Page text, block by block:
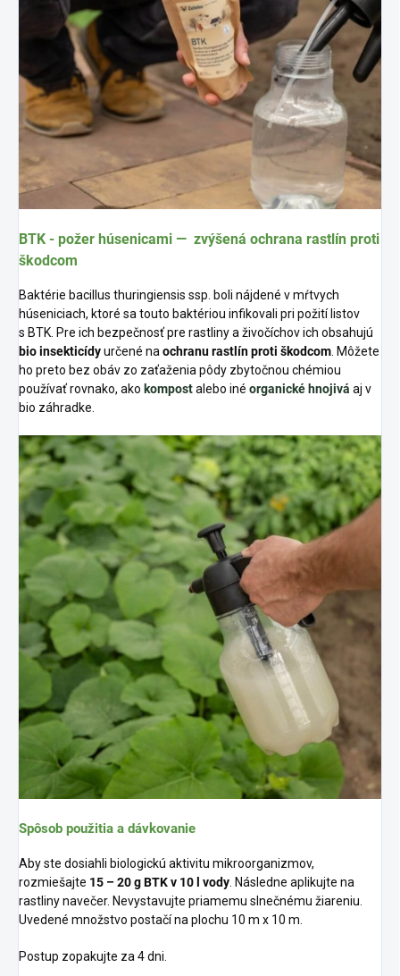
BTK - požer húsenicami — zvýšená ochrana rastlín proti
škodcom
Baktérie bacillus thuringiensis ssp. boli nájdené v mŕtvych
húseniciach, ktoré sa touto baktériou infikovali pri požití listov
s BTK. Pre ich bezpečnosť pre rastliny a živočíchov ich obsahujú
bio insekticídyurčené na ochranu rastlín proti škodcom . Môžete
ho preto bez obáv zo zaťaženia pôdy zbytočnou chémiou
používať rovnako, ako kompostalebo iné organické hnojivá aj v
bio záhradke.
Spôsob použitia a dávkovanie
Aby ste dosiahli biologickú aktivitu mikroorganizmov,
rozmiešajte 15 – 20 g BTK v 10 l vody . Následne aplikujte na
rastliny navečer. Nevystavujte priamemu slnečnému žiareniu.
Uvedené množstvo postačí na plochu 10 m x 10 m.
Postup zopakujte za 4 dni.